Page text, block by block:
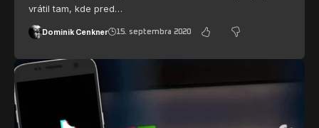
vrátil tam, kde pred…
Dominik Cenkner 15. septembra 2020